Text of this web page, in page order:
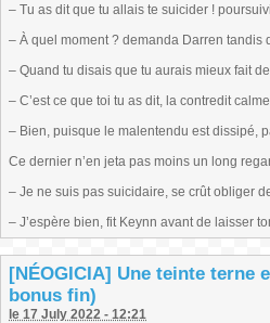
– Tu as dit que tu allais te suicider !
– À quel moment ? demanda Darren tandis
– Quand tu disais que tu aurais mieux fait
– C’est ce que toi tu as dit, la contredit
– Bien, puisque le malentendu est dissipé,
Ce dernier n’en jeta pas moins un long
– Je ne suis pas suicidaire, se crût obliger
– J’espère bien, fit Keynn avant de laisser
[NÉOGICIA] Une teinte terne
bonus fin)
le 17 July 2022 - 12:21